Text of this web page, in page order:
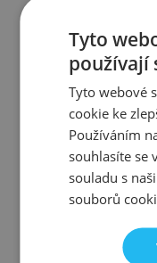
Kontrola
Tyto
používají
Tyto webové
cookie ke
Používáním
souhlasíte se
souladu s
souborů